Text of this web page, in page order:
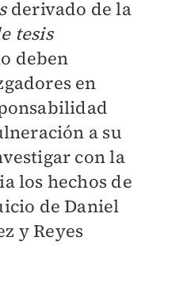
derivado de la
tesis
deben
en
a su
con la
los hechos de
de Daniel
y Reyes